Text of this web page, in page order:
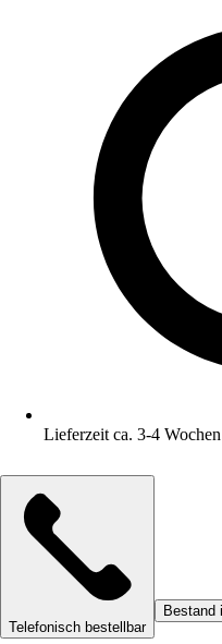
Lieferzeit ca. 3-4 Wochen
Telefonisch bestellbar
Bestand